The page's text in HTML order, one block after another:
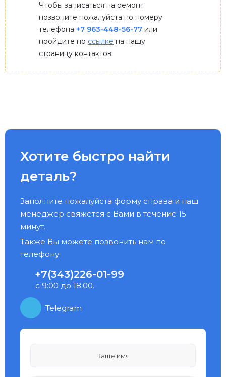
Чтобы записаться на ремонт
позвоните пожалуйста по номеру
телефона +7 963-448-56-77 или
пройдите по ссылке на нашу
страницу контактов.
Хотите быстро найти
деталь?
Заполните пожалуйста форму справа и наш
менеджер свяжется с Вами в течение 15
минут.
Также Вы можете позвонить нам по
телефону:
+7(343)226-01-99
с 9:00 до 18:00.
Telegram